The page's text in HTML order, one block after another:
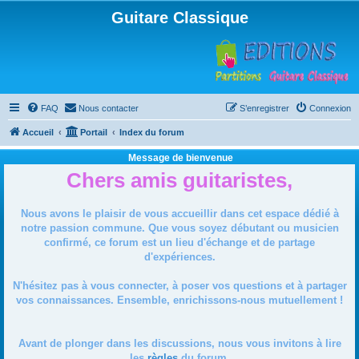
Guitare Classique
FAQ Nous contacter Connexion
S’enregistrer
Accueil Portail Index du forum
Message de bienvenue
Chers amis guitaristes,
Nous avons le plaisir de vous accueillir dans cet espace dédié à
notre passion commune. Que vous soyez débutant ou musicien
confirmé, ce forum est un lieu d'échange et de partage
d'expériences.
N'hésitez pas à vous connecter, à poser vos questions et à partager
vos connaissances. Ensemble, enrichissons-nous mutuellement !
Avant de plonger dans les discussions, nous vous invitons à lire